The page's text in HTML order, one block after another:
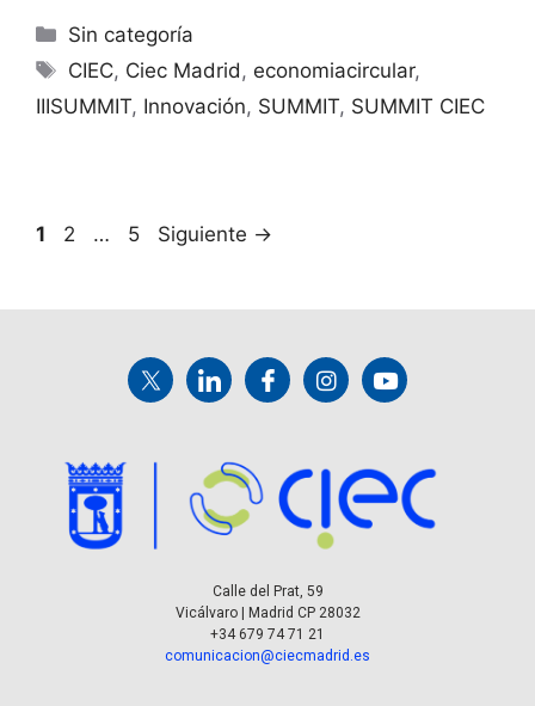
Sin categoría
CIEC, Ciec Madrid, economiacircular,
IIISUMMIT, Innovación, SUMMIT, SUMMIT CIEC
1 2 … 5 Siguiente →
Calle del Prat, 59
Vicálvaro | Madrid CP 28032
+34 679 74 71 21
comunicacion@ciecmadrid.es